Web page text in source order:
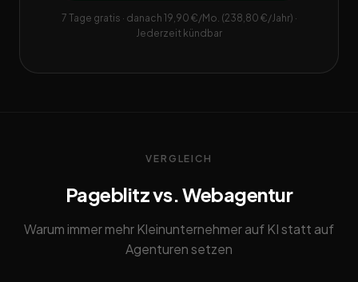
7 Tage gratis · danach 19,90 €/Mo. (238,80 €/Jahr) ·
Jederzeit kündbar
VERGLEICH
Pageblitz vs. Webagentur
Warum immer mehr Kleinunternehmer auf KI statt auf
Agenturen setzen